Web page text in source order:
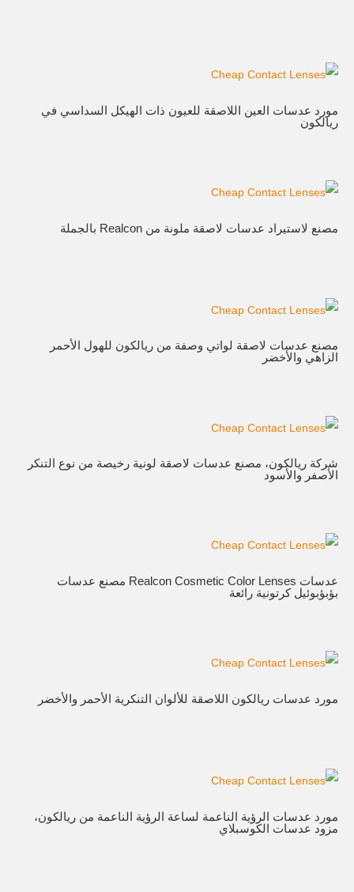
مورد عدسات العين اللاصقة للعيون ذات الهيكل السداسي في
ريالكون
مصنع لاستيراد عدسات لاصقة ملونة من Realcon بالجملة
مصنع عدسات لاصقة لواتي وصفة من ريالكون للهول الأحمر
الزاهي والأخضر
شركة ريالكون، مصنع عدسات لاصقة لونية رخيصة من نوع التنكر
الأصفر والأسود
عدسات Realcon Cosmetic Color Lenses مصنع عدسات
بؤبؤبوئيل كرتونية رائعة
مورد عدسات ريالكون اللاصقة للألوان التنكرية الأحمر والأخضر
مورد عدسات الرؤية الناعمة لساعة الرؤية الناعمة من ريالكون،
مزود عدسات الكوسبلاي